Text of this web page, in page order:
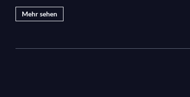
Repertoires zu sein, hilft diese Auswahl dem
und zu verstehen. Aber diese Reihe wird
großartigen Interpreten wie Renée Fleming,
Mehr sehen